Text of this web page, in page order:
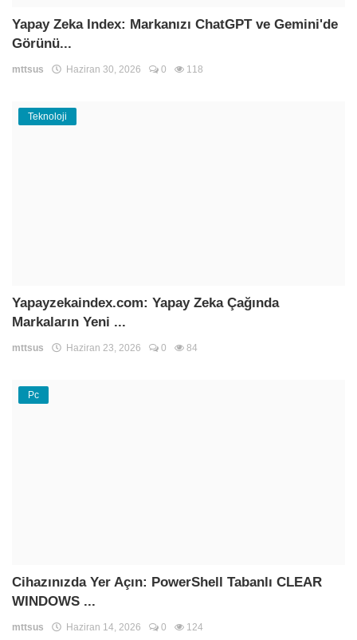
Yapay Zeka Index: Markanızı ChatGPT ve Gemini'de
Görünü...
mttsus Haziran 30, 2026 0 118
Teknoloji
Yapayzekaindex.com: Yapay Zeka Çağında
Markaların Yeni ...
mttsus Haziran 23, 2026 0 84
Pc
Cihazınızda Yer Açın: PowerShell Tabanlı CLEAR
WINDOWS ...
mttsus Haziran 14, 2026 0 124